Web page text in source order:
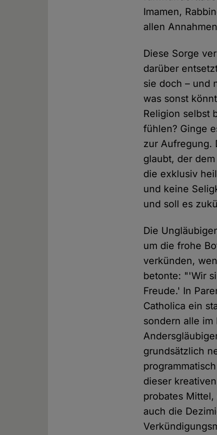
Imamen,
allen
Diese Sorge
darüber
sie doch – und
was sonst
Religion selbst
fühlen? Ginge
zur Aufregung.
glaubt, der
die exklusiv
und keine
und soll es
Die
um die frohe
verkünden,
betonte: "'Wir
Freude.' In
Catholica ein
sondern alle im
grundsätzlich
dieser
probates
auch die